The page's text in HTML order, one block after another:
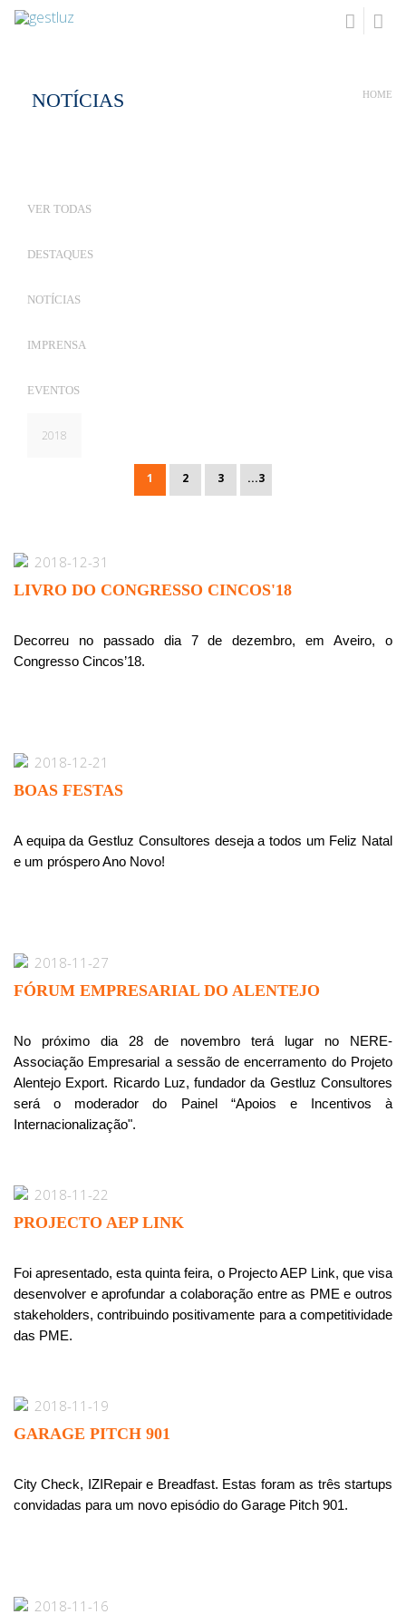
NOTÍCIAS HOME
VER TODAS
DESTAQUES
NOTÍCIAS
IMPRENSA
EVENTOS
2018
1 2 3 ...3
2018-12-31
LIVRO DO CONGRESSO CINCOS'18
Decorreu no passado dia 7 de dezembro, em Aveiro, o
Congresso Cincos’18.
2018-12-21
BOAS FESTAS
A equipa da Gestluz Consultores deseja a todos um Feliz Natal
e um próspero Ano Novo!
2018-11-27
FÓRUM EMPRESARIAL DO ALENTEJO
No próximo dia 28 de novembro terá lugar no NERE-
Associação Empresarial a sessão de encerramento do Projeto
Alentejo Export. Ricardo Luz, fundador da Gestluz Consultores
será o moderador do Painel “Apoios e Incentivos à
Internacionalização".
2018-11-22
PROJECTO AEP LINK
Foi apresentado, esta quinta feira, o Projecto AEP Link, que visa
desenvolver e aprofundar a colaboração entre as PME e outros
stakeholders, contribuindo positivamente para a competitividade
das PME.
2018-11-19
GARAGE PITCH 901
City Check, IZIRepair e Breadfast. Estas foram as três startups
convidadas para um novo episódio do Garage Pitch 901.
2018-11-16